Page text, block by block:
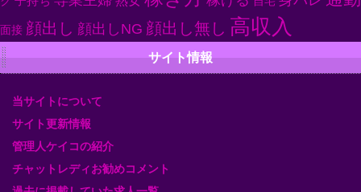
面接 顔出し 顔出しNG 顔出し無し 高収入
サイト情報
当サイトについて
サイト更新情報
管理人ケイコの紹介
チャットレディお勧めコメント